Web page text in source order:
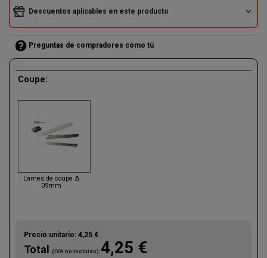
(1 avis)
Descuentos aplicables en este producto expand_more
Preguntas de compradores cómo tú
Coupe:
Lames de coupe Δ
09mm
Precio unitario: 4,25 €
Total (IVA no incluido):4,25 €